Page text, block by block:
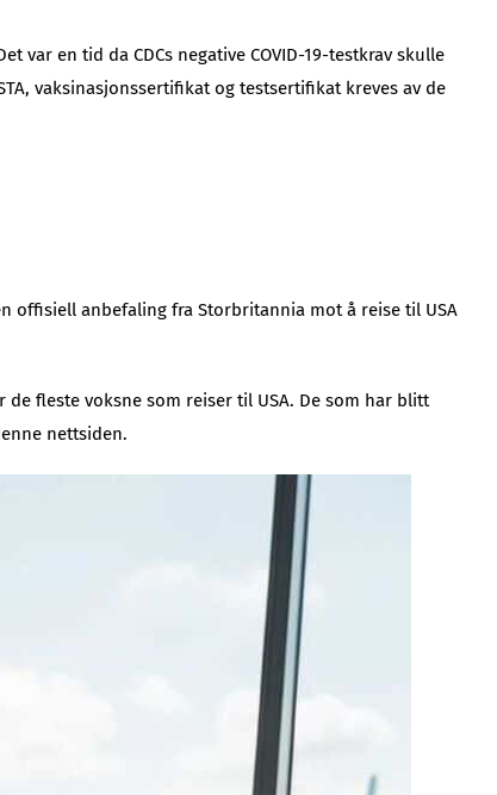
en tid da CDCs negative COVID-19-testkrav skulle
vaksinasjonssertifikat og testsertifikat kreves av de
offisiell anbefaling fra Storbritannia mot å reise til USA
fleste voksne som reiser til USA. De som har blitt
nettsiden.